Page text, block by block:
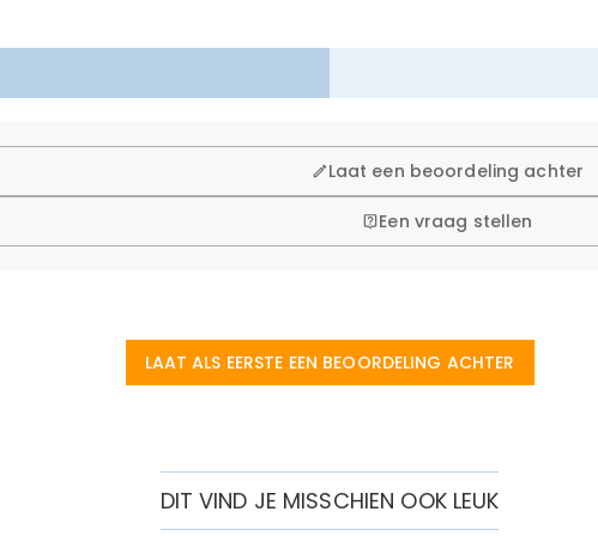
Laat een beoordeling achter
Een vraag stellen
LAAT ALS EERSTE EEN BEOORDELING ACHTER
DIT VIND JE MISSCHIEN OOK LEUK